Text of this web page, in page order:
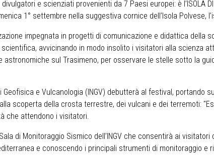
e scienziati provenienti da 7 Paesi europei: è l’ISOLA
1° settembre nella suggestiva cornice dell’Isola Polvese,
impegnata in progetti di comunicazione e didattica della
avvicinando in modo insolito i visitatori alla scienza
sul Trasimeno, per osservare le stelle sotto la
Geofisica e Vulcanologia (INGV) debutterà al festival, portando
scoperta della crosta terrestre, dei vulcani e dei terremoti:
che attendono i visitatori.
di Monitoraggio Sismico dell’INGV che consentirà ai
e conoscendo i principali strumenti di monitoraggio e